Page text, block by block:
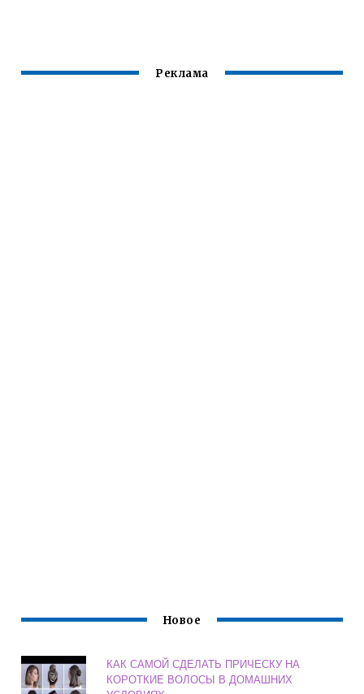
Реклама
Новое
КАК САМОЙ СДЕЛАТЬ ПРИЧЕСКУ НА
КОРОТКИЕ ВОЛОСЫ В ДОМАШНИХ